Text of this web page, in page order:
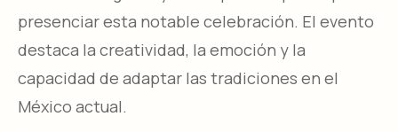
presenciar esta notable celebración. El evento
destaca la creatividad, la emoción y la
capacidad de adaptar las tradiciones en el
México actual.